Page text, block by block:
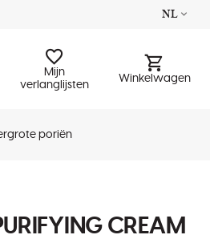
NL
Mijn
verlanglijsten
Winkelwagen
poriën
CREAM